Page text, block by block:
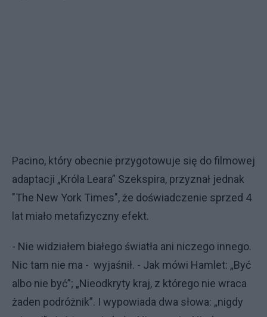
Pacino, który obecnie przygotowuje się do filmowej
adaptacji „Króla Leara” Szekspira, przyznał jednak
"The New York Times", że doświadczenie sprzed 4
lat miało metafizyczny efekt.
- Nie widziałem białego światła ani niczego innego.
Nic tam nie ma - wyjaśnił. - Jak mówi Hamlet: „Być
albo nie być”; „Nieodkryty kraj, z którego nie wraca
żaden podróżnik”. I wypowiada dwa słowa: „nigdy